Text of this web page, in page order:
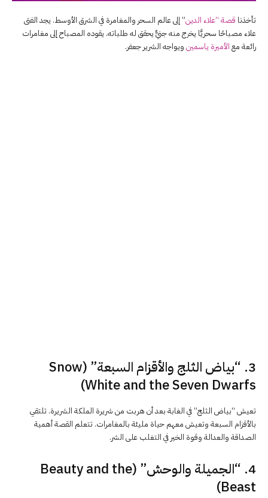
تأخذنا قصة “علاء الدين” إلى عالم السحر والمغامرة في الشرق الأوسط. يجد الفتى
علاء مصباحًا سحريًّا يخرج منه جنيٌّ يحقق له طلباته. يقوده المصباح إلى مغامرات
رائعة مع الأميرة ياسمين ويواجه الشرير جعفر.
3. “بياض الثلج والأقزام السبعة” (Snow
White and the Seven Dwarfs)
تعيش “بياض الثلج” في الغابة بعد أن هربت من شريرة الملكة الشريرة. تلتقي
بالأقزام السبعة وتعيش معهم حياة مليئة بالمغامرات. تتعلم القصة أهمية
الصداقة والعدالة وقوة الخير في التغلب على الشر.
4. “الجميلة والوحش” (Beauty and the
Beast)